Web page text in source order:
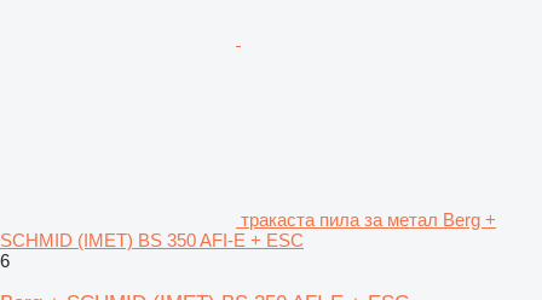
тракаста пила за метал Berg +
SCHMID (IMET) BS 350 AFI-E + ESC
6